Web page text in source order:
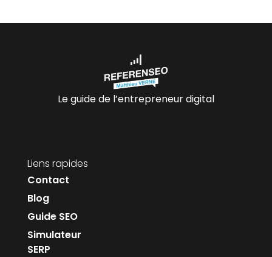
Le guide de l’entrepreneur digital
Liens rapides
Contact
Blog
Guide SEO
Simulateur
SERP